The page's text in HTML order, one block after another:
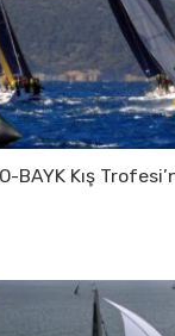
BAYK Kış